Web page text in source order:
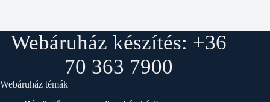
Webáruház készítés: +36
70 363 7900
Webáruház témák